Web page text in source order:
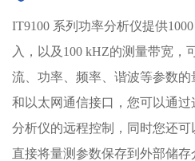
IT9100 系列功率分析仪提供
入，以及100 kHZ的测量带宽，
流、功率、频率、谐波等参数的
和以太网通信接口，您可以通
分析仪的远程控制，同时您还可
直接将量测参数保存到外部储